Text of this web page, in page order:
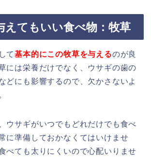
えてもいい食べ物：牧草
て基本的にこの牧草を与えるのが良
には栄養だけでなく、ウサギの歯の
どにも影響するので、欠かさないよ
ウサギがいつでもどれだけでも食べ
に準備しておかなくてはいけませ
べても太りにくいので心配いりませ